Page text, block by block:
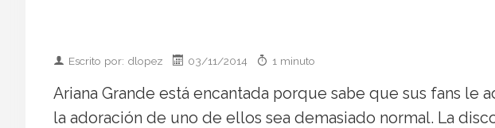
Escrito por: dlopez 03/11/2014 1 minuto
Ariana Grande está encantada porque sabe que sus fans le
la adoración de uno de ellos sea demasiado normal. La